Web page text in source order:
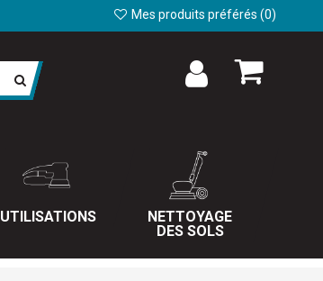
Mes produits préférés (0)
UTILISATIONS
NETTOYAGE
DES SOLS